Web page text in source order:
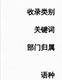
收录类别
关键词
部门归属
语种